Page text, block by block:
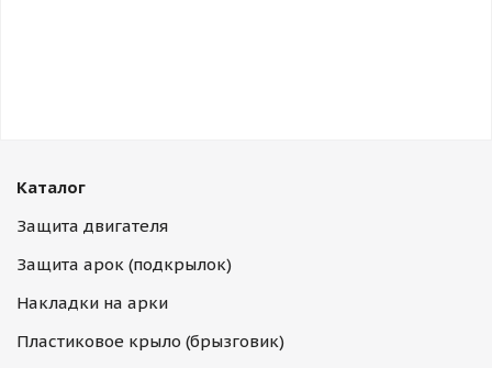
Каталог
Защита двигателя
Защита арок (подкрылок)
Накладки на арки
Пластиковое крыло (брызговик)